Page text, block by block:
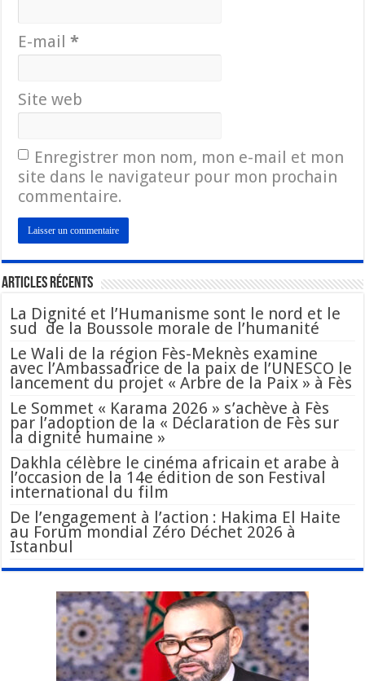
E-mail*
Site web
Enregistrer mon nom, mon e-mail et mon
site dans le navigateur pour mon prochain
commentaire.
Articles Récents
La Dignité et l’Humanisme sont le nord et le
sud de la Boussole morale de l’humanité
Le Wali de la région Fès-Meknès examine
avec l’Ambassadrice de la paix de l’UNESCO le
lancement du projet « Arbre de la Paix » à Fès
Le Sommet « Karama 2026 » s’achève à Fès
par l’adoption de la « Déclaration de Fès sur
la dignité humaine »
Dakhla célèbre le cinéma africain et arabe à
l’occasion de la 14e édition de son Festival
international du film
De l’engagement à l’action : Hakima El Haite
au Forum mondial Zéro Déchet 2026 à
Istanbul